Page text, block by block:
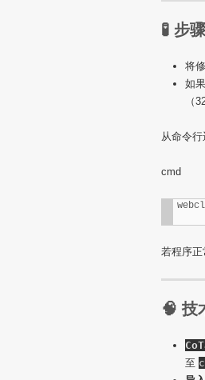
🧪 步
将
如
（
从命令行
cmd
若程序正
🧠 技
至